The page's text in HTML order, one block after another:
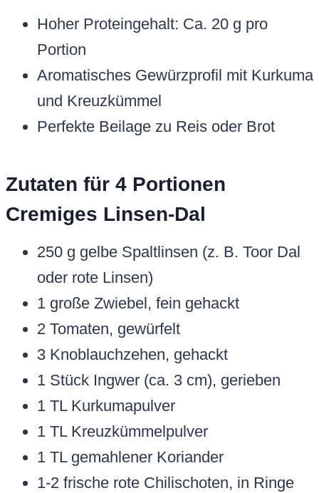
Hoher Proteingehalt: Ca. 20 g pro
Portion
Aromatisches Gewürzprofil mit Kurkuma
und Kreuzkümmel
Perfekte Beilage zu Reis oder Brot
Zutaten für 4 Portionen
Cremiges Linsen-Dal
250 g gelbe Spaltlinsen (z. B. Toor Dal
oder rote Linsen)
1 große Zwiebel, fein gehackt
2 Tomaten, gewürfelt
3 Knoblauchzehen, gehackt
1 Stück Ingwer (ca. 3 cm), gerieben
1 TL Kurkumapulver
1 TL Kreuzkümmelpulver
1 TL gemahlener Koriander
1-2 frische rote Chilischoten, in Ringe